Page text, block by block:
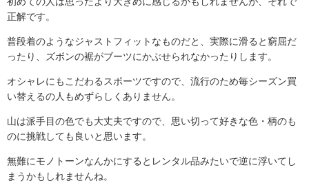
正解です。
普段着のようなジャストフィットなものだと、実際に滑ると窮屈だ
ったり、ズボンの裾がブーツにかぶせられなかったりします。
オシャレにもこだわるスポーツですので、流行のため毎シーズン買
い替えるの人もめずらしくありません。
山は派手目の色でも大丈夫ですので、思い切って好きな色・柄のも
のに挑戦しても良いと思います。
無難にモノトーンなんかにするとレンタル品みたいで逆に浮いてし
まうかもしれませんね。